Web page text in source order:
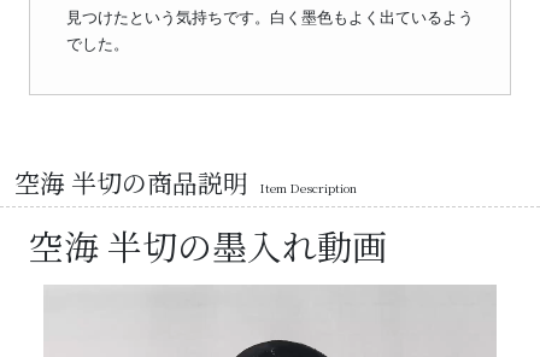
見つけたという気持ちです。白く墨色もよく出ているよう
でした。
空海 半切の商品説明 Item Description
空海 半切の墨入れ動画